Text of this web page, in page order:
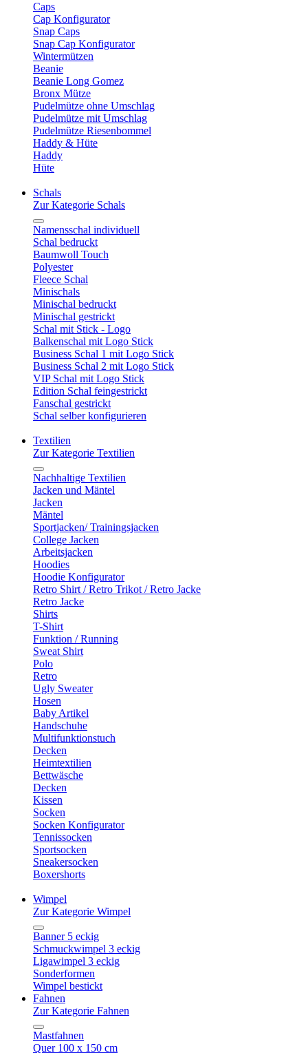
Caps
Cap Konfigurator
Snap Caps
Snap Cap Konfigurator
Wintermützen
Beanie
Beanie Long Gomez
Bronx Mütze
Pudelmütze ohne Umschlag
Pudelmütze mit Umschlag
Pudelmütze Riesenbommel
Haddy & Hüte
Haddy
Hüte
Schals
Zur Kategorie Schals
Namensschal individuell
Schal bedruckt
Baumwoll Touch
Polyester
Fleece Schal
Minischals
Minischal bedruckt
Minischal gestrickt
Schal mit Stick - Logo
Balkenschal mit Logo Stick
Business Schal 1 mit Logo Stick
Business Schal 2 mit Logo Stick
VIP Schal mit Logo Stick
Edition Schal feingestrickt
Fanschal gestrickt
Schal selber konfigurieren
Textilien
Zur Kategorie Textilien
Nachhaltige Textilien
Jacken und Mäntel
Jacken
Mäntel
Sportjacken/ Trainingsjacken
College Jacken
Arbeitsjacken
Hoodies
Hoodie Konfigurator
Retro Shirt / Retro Trikot / Retro Jacke
Retro Jacke
Shirts
T-Shirt
Funktion / Running
Sweat Shirt
Polo
Retro
Ugly Sweater
Hosen
Baby Artikel
Handschuhe
Multifunktionstuch
Decken
Heimtextilien
Bettwäsche
Decken
Kissen
Socken
Socken Konfigurator
Tennissocken
Sportsocken
Sneakersocken
Boxershorts
Wimpel
Zur Kategorie Wimpel
Banner 5 eckig
Schmuckwimpel 3 eckig
Ligawimpel 3 eckig
Sonderformen
Wimpel bestickt
Fahnen
Zur Kategorie Fahnen
Mastfahnen
Quer 100 x 150 cm